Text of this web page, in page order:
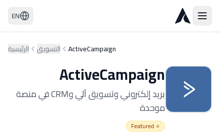
EN
الرئيسية التسويق ActiveCampaign
ActiveCampaign
بريد إلكتروني وتسويق آلي وCRM في منصة
موحدة
⭐ Featured